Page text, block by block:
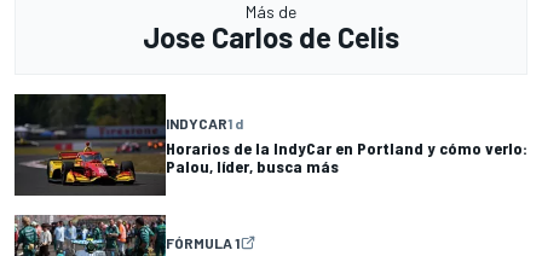
Más de
Jose Carlos de Celis
INDYCAR1 d
Horarios de la IndyCar en Portland y cómo verlo:
Palou, líder, busca más
FÓRMULA 1